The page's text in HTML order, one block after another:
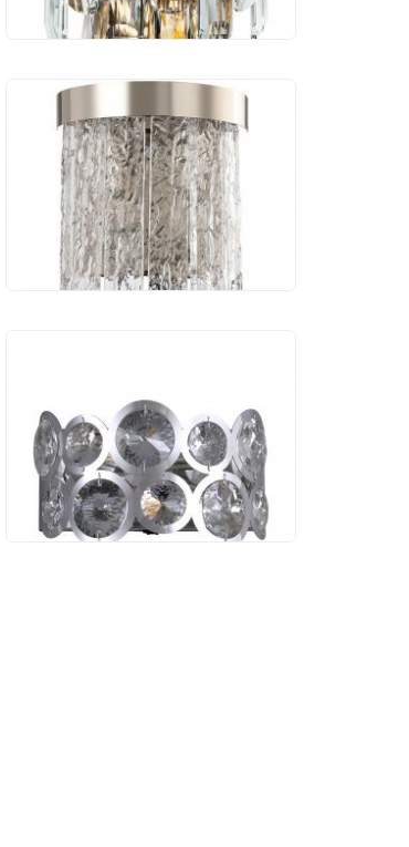
Бра Stilfort Frostyle
2155/11/02W
8 323 руб.
A1062AP-2CC
4 020 руб.